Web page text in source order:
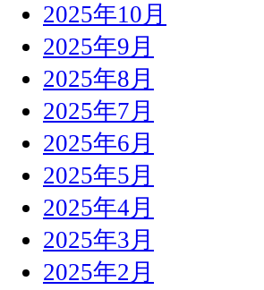
2025年10月
2025年9月
2025年8月
2025年7月
2025年6月
2025年5月
2025年4月
2025年3月
2025年2月